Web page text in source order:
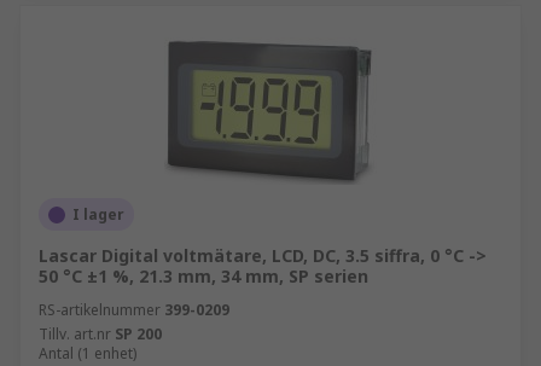
I lager
Lascar Digital voltmätare, LCD, DC, 3.5 siffra, 0 °C ->
50 °C ±1 %, 21.3 mm, 34 mm, SP serien
RS-artikelnummer 399-0209
Tillv. art.nr SP 200
Antal (1 enhet)